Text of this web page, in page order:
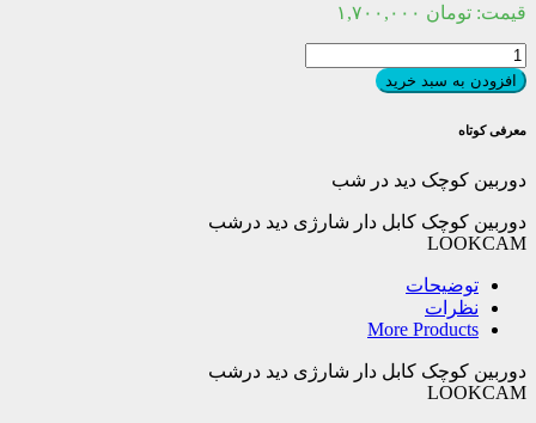
قیمت: تومان
دوربین
کوچک
دید
شب
افزودن به سبد خرید
معرفی کوتاه
دوربین کوچک دید در شب
دوربین کوچک کابل دار شارژی دید درشب
LOOKCAM
توضیحات
نظرات
More Products
دوربین کوچک کابل دار شارژی دید درشب
LOOKCAM